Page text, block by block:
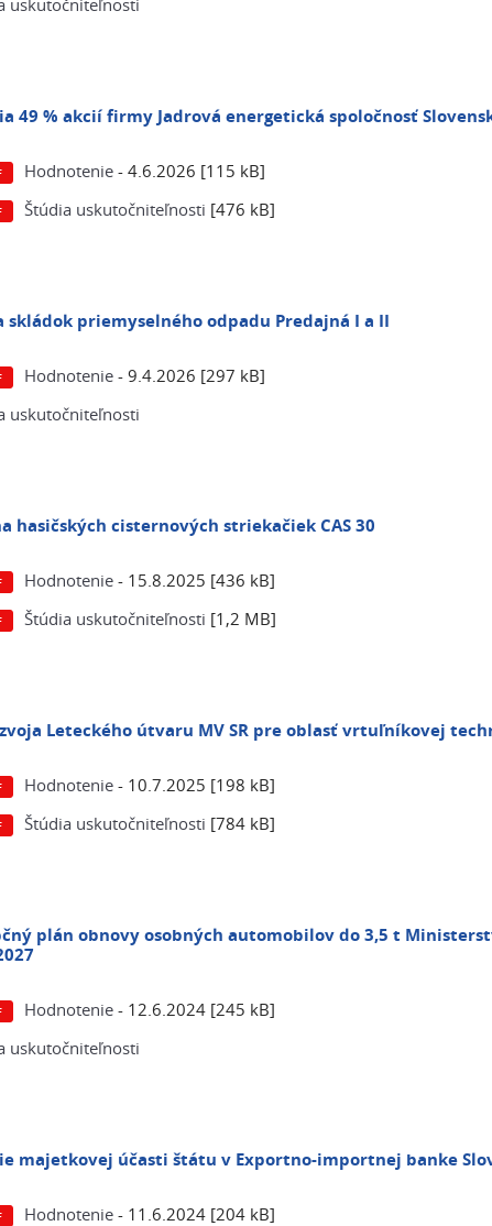
uskutočniteľnosti
49 % akcií firmy Jadrová energetická spoločnosť
Hodnotenie- 4.6.2026 [115 kB]
Štúdia uskutočniteľnosti [476 kB]
skládok priemyselného odpadu Predajná I a II
Hodnotenie- 9.4.2026 [297 kB]
uskutočniteľnosti
hasičských cisternových striekačiek CAS 30
Hodnotenie- 15.8.2025 [436 kB]
Štúdia uskutočniteľnosti [1,2 MB]
Leteckého útvaru MV SR pre oblasť vrtuľníkovej
Hodnotenie- 10.7.2025 [198 kB]
Štúdia uskutočniteľnosti [784 kB]
plán obnovy osobných automobilov do 3,5 t
Hodnotenie- 12.6.2024 [245 kB]
uskutočniteľnosti
majetkovej účasti štátu v Exportno-importnej banke
Hodnotenie- 11.6.2024 [204 kB]